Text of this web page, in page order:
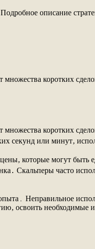
описание
множества коротких
коротких
секунд или минут‚
которые могут быть
Скальперы часто
Неправильное
освоить